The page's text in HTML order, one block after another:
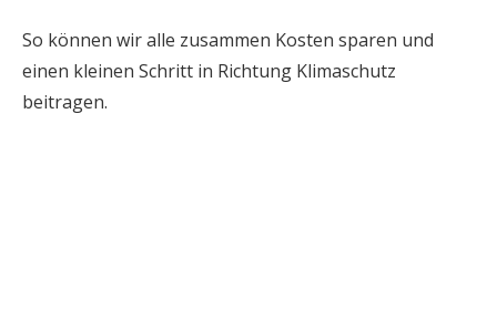
So können wir alle zusammen Kosten sparen und
einen kleinen Schritt in Richtung Klimaschutz
beitragen.